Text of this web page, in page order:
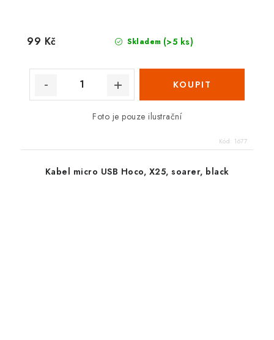
Skladem (>5 ks)
99 Kč
Foto je pouze ilustrační
Kód: 1677
Kabel micro USB Hoco, X25, soarer, black